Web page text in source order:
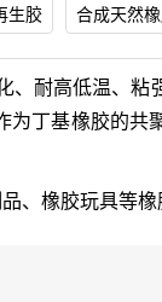
生胶 合成天然
耐高低温、粘
丁基橡胶的共
、橡胶玩具等橡